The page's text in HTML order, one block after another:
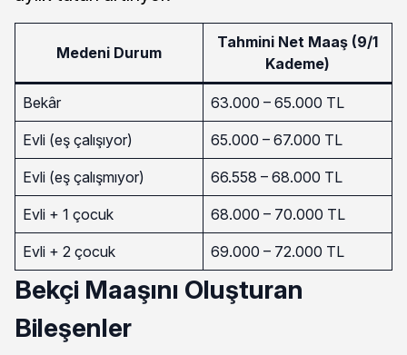
Medeni Durum
Tahmini Net Maaş (9/1
Kademe)
Bekâr 63.000 – 65.000 TL
Evli (eş çalışıyor) 65.000 – 67.000 TL
Evli (eş çalışmıyor) 66.558 – 68.000 TL
Evli + 1 çocuk 68.000 – 70.000 TL
Evli + 2 çocuk 69.000 – 72.000 TL
Bekçi Maaşını Oluşturan
Bileşenler